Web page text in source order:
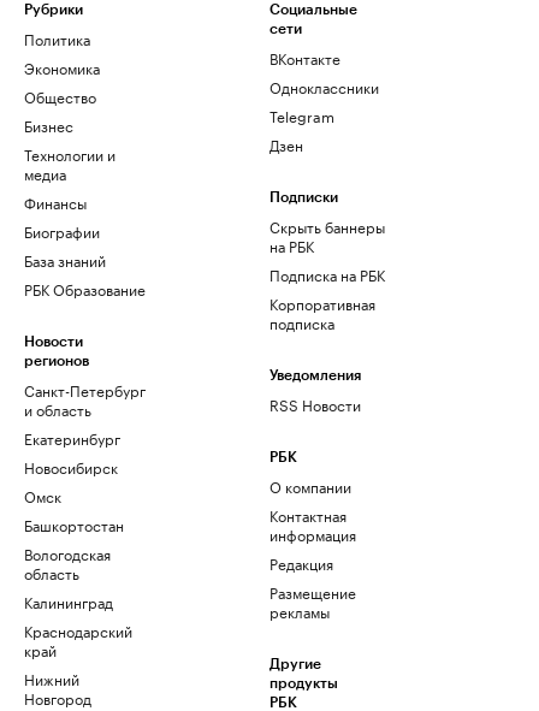
Рубрики
Политика
Экономика
Общество
Бизнес
Технологии и
медиа
Финансы
Биографии
База знаний
РБК Образование
Новости
регионов
Санкт-Петербург
и область
Екатеринбург
Новосибирск
Омск
Башкортостан
Вологодская
область
Калининград
Краснодарский
край
Нижний
Новгород
Социальные
сети
ВКонтакте
Одноклассники
Telegram
Дзен
Подписки
Скрыть баннеры
на РБК
Подписка на РБК
Корпоративная
подписка
Уведомления
RSS Новости
РБК
О компании
Контактная
информация
Редакция
Размещение
рекламы
Другие
продукты
РБК